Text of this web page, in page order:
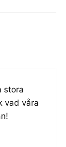
stora
vad våra